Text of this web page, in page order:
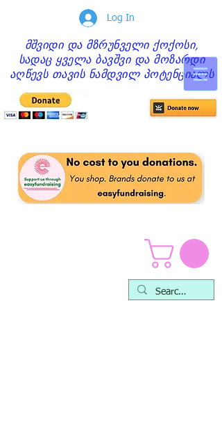
Log In
მშვიდი და მზრუნველი ქოქოსი,
სადაც ყველა ბავშვი და მოზარდი
აღწევს თავის ნამდვილ პოტენციალს